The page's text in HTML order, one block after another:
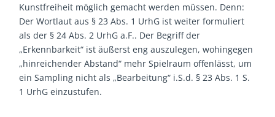
Kunstfreiheit möglich gemacht werden müssen. Denn:
Der Wortlaut aus § 23 Abs. 1 UrhG ist weiter formuliert
als der § 24 Abs. 2 UrhG a.F.. Der Begriff der
„Erkennbarkeit“ ist äußerst eng auszulegen, wohingegen
„hinreichender Abstand“ mehr Spielraum offenlässt, um
ein Sampling nicht als „Bearbeitung“ i.S.d. § 23 Abs. 1 S.
1 UrhG einzustufen.